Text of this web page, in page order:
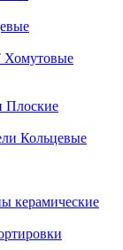
Хомутовые
Плоские
Кольцевые
керамические